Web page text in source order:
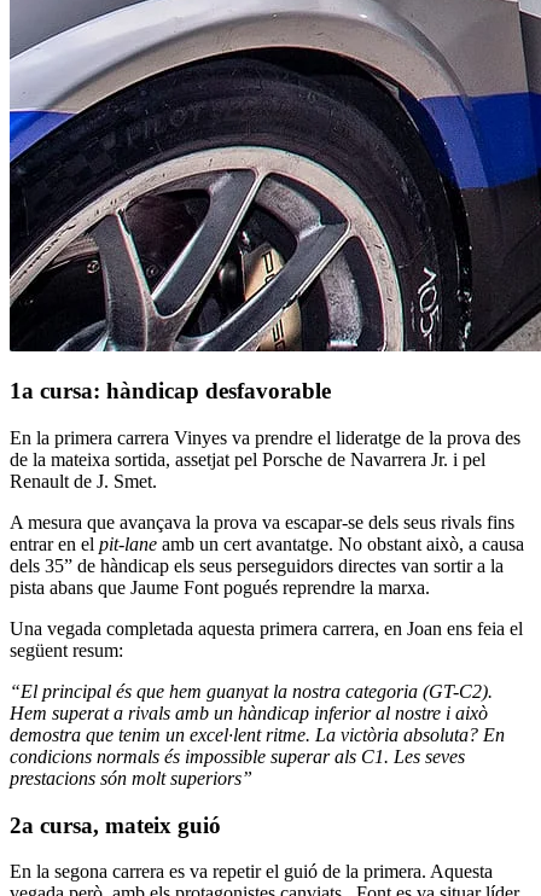
1a cursa: hàndicap desfavorable
En la primera carrera Vinyes va prendre el lideratge de la prova des
de la mateixa sortida, assetjat pel Porsche de Navarrera Jr. i pel
Renault de J. Smet.
A mesura que avançava la prova va escapar-se dels seus rivals fins
entrar en el pit-lane amb un cert avantatge. No obstant això, a causa
dels 35” de hàndicap els seus perseguidors directes van sortir a la
pista abans que Jaume Font pogués reprendre la marxa.
Una vegada completada aquesta primera carrera, en Joan ens feia el
següent resum:
“El principal és que hem guanyat la nostra categoria (GT-C2).
Hem superat a rivals amb un hàndicap inferior al nostre i això
demostra que tenim un excel·lent ritme. La victòria absoluta? En
condicions normals és impossible superar als C1. Les seves
prestacions són molt superiors”
2a cursa, mateix guió
En la segona carrera es va repetir el guió de la primera. Aquesta